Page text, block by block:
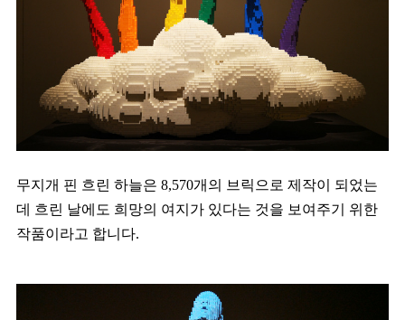
무지개 핀 흐린 하늘은 8,570개의 브릭으로 제작이 되었는
데 흐린 날에도 희망의 여지가 있다는 것을 보여주기 위한
작품이라고 합니다.